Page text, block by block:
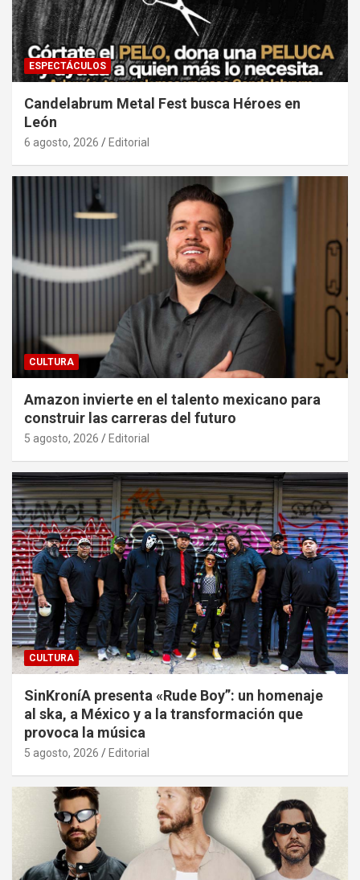
ESPECTÁCULOS
Candelabrum Metal Fest busca Héroes en
León
6 agosto, 2026 Editorial
CULTURA
Amazon invierte en el talento mexicano para
construir las carreras del futuro
5 agosto, 2026 Editorial
CULTURA
SinKroníA presenta «Rude Boy”: un homenaje
al ska, a México y a la transformación que
provoca la música
5 agosto, 2026 Editorial